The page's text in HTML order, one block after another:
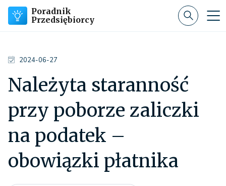
Poradnik
Przedsiębiorcy
2024-06-27
Należyta staranność
przy poborze zaliczki
na podatek –
obowiązki płatnika